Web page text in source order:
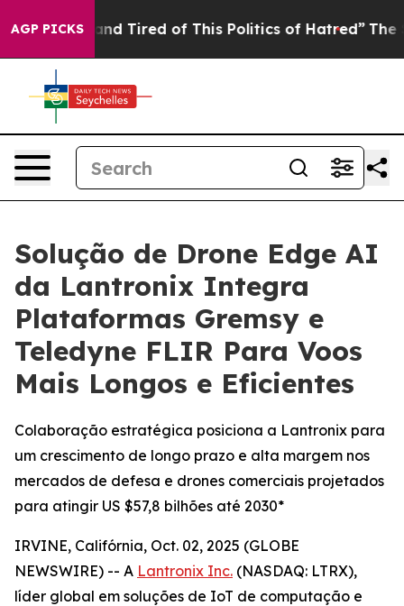
AGP PICKS
and Tired of This Politics of Hatred” The Story
Solução de Drone Edge AI
da Lantronix Integra
Plataformas Gremsy e
Teledyne FLIR Para Voos
Mais Longos e Eficientes
Colaboração estratégica posiciona a Lantronix para
um crescimento de longo prazo e alta margem nos
mercados de defesa e drones comerciais projetados
para atingir US $57,8 bilhões até 2030*
IRVINE, Califórnia, Oct. 02, 2025 (GLOBE
NEWSWIRE) -- A Lantronix Inc. (NASDAQ: LTRX),
líder global em soluções de IoT de computação e